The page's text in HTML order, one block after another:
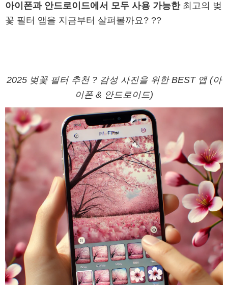
아이폰과 안드로이드에서 모두 사용 가능한최고의 벚
꽃 필터 앱을 지금부터 살펴볼까요? ??
2025 벚꽃 필터 추천 ? 감성 사진을 위한 BEST 앱 (아
이폰 & 안드로이드)